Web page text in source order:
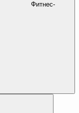
Фитнес-